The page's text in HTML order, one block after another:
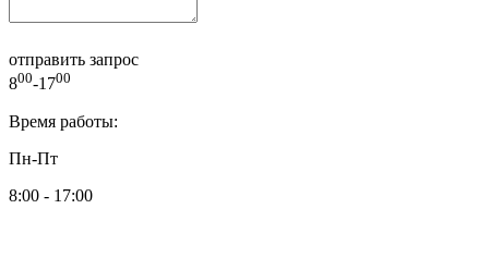
отправить запрос
800-1700
Время работы:
Пн-Пт
8:00 - 17:00